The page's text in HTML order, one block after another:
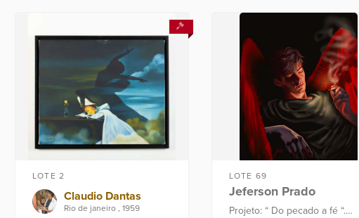
LOTE 2
Claudio Dantas
Rio de janeiro , 1959
LOTE 69
Jeferson Prado
Projeto: “ Do pecado a fé “.